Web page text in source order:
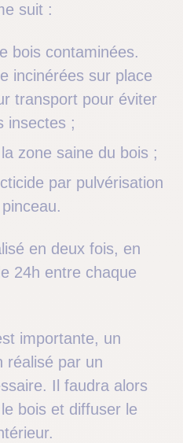
suit :
bois contaminées.
incinérées sur place
transport pour éviter
insectes ;
zone saine du bois ;
par pulvérisation
en deux fois, en
24h entre chaque
importante, un
réalisé par un
Il faudra alors
bois et diffuser le